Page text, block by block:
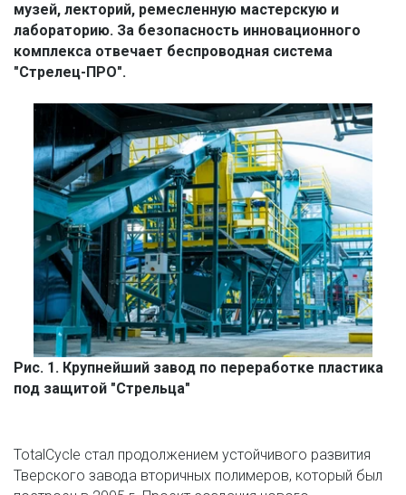
музей, лекторий, ремесленную мастерскую и
лабораторию. За безопасность инновационного
комплекса отвечает беспроводная система
"Стрелец-ПРО".
Рис. 1. Крупнейший завод по переработке пластика
под защитой "Стрельца"
TotalCycle стал продолжением устойчивого развития
Тверского завода вторичных полимеров, который был